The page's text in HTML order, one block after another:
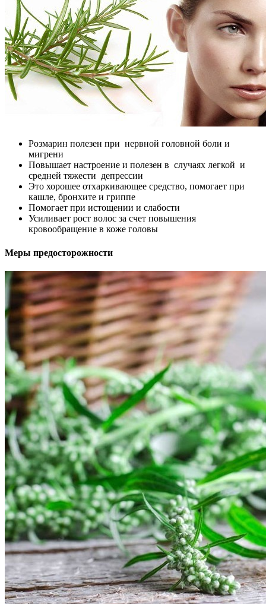
Розмарин полезен при нервной головной боли и
мигрени
Повышает настроение и полезен в случаях легкой и
средней тяжести депрессии
Это хорошее отхаркивающее средство, помогает при
кашле, бронхите и гриппе
Помогает при истощении и слабости
Усиливает рост волос за счет повышения
кровообращение в коже головы
Меры предосторожности